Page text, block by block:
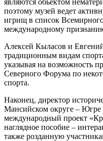
поэтому музей ведет
игрищ в список
международному
Алексей Кыласов и
традиционным видам
указывая на возможность
Северного Форума по
спорта.
Наконец, директор
Мансийском округе –
международный проект
наглядное пособие –
также розданную